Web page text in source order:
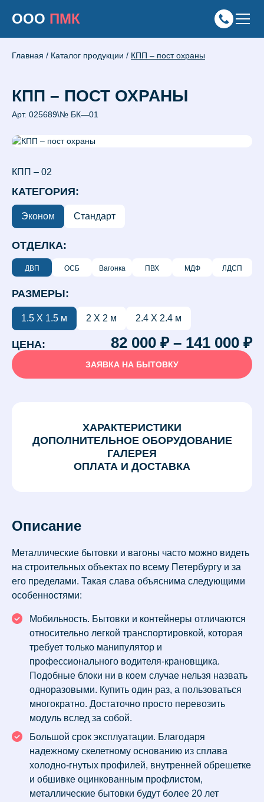
ООО ПМК
Главная / Каталог продукции / КПП – пост охраны
КПП – ПОСТ ОХРАНЫ
Арт. 025689\№ БК—01
КПП – 02
ЦЕНА: 82 000 ₽– 141 000 ₽
ЗАЯВКА НА БЫТОВКУ
КАТЕГОРИЯ:
Эконом Стандарт
ОТДЕЛКА:
ДВП ОСБ Вагонка ПВХ МДФ ЛДСП
РАЗМЕРЫ:
1.5 Х 1.5 м 2 Х 2 м 2.4 Х 2.4 м
ХАРАКТЕРИСТИКИ
ДОПОЛНИТЕЛЬНОЕ ОБОРУДОВАНИЕ
ГАЛЕРЕЯ
ОПЛАТА И ДОСТАВКА
Описание
Металлические бытовки и вагоны часто можно видеть
на строительных объектах по всему Петербургу и за
его пределами. Такая слава объяснима следующими
особенностями:
Мобильность. Бытовки и контейнеры отличаются
относительно легкой транспортировкой, которая
требует только манипулятор и
профессионального водителя-крановщика.
Подобные блоки ни в коем случае нельзя назвать
одноразовыми. Купить один раз, а пользоваться
многократно. Достаточно просто перевозить
модуль вслед за собой.
Большой срок эксплуатации. Благодаря
надежному скелетному основанию из сплава
холодно-гнутых профилей, внутренней обрешетке
и обшивке оцинкованным профлистом,
металлические бытовки будут более 20 лет